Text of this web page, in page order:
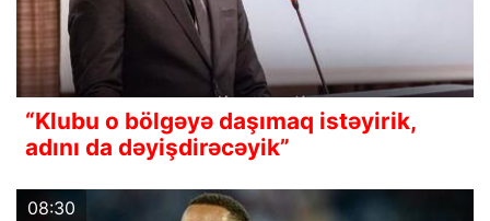
“Klubu o bölgəyə daşımaq istəyirik,
adını da dəyişdirəcəyik”
08:30